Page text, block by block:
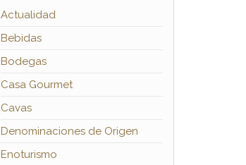
Actualidad
Bebidas
Bodegas
Casa Gourmet
Cavas
Denominaciones de Origen
Enoturismo